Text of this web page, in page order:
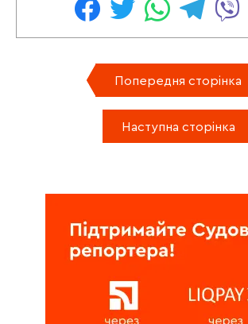
Попередня сторінка
Наступна сторінка